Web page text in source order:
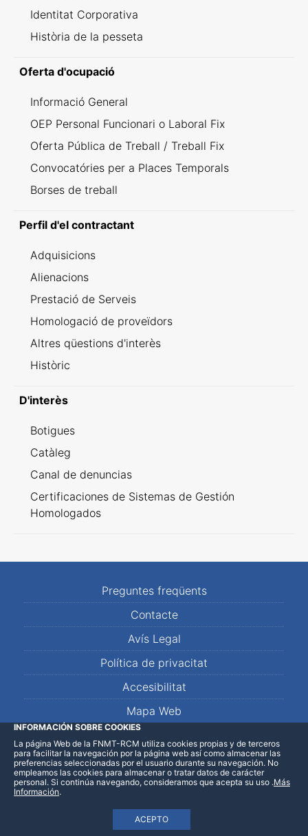
Identitat Corporativa
Història de la pesseta
Oferta d'ocupació
Informació General
OEP Personal Funcionari o Laboral Fix
Oferta Pública de Treball / Treball Fix
Convocatóries per a Places Temporals
Borses de treball
Perfil d'el contractant
Adquisicions
Alienacions
Prestació de Serveis
Homologació de proveïdors
Altres qüestions d'interès
Històric
D'interès
Botigues
Catàleg
Canal de denuncias
Certificaciones de Sistemas de Gestión
Homologados
Preguntes freqüents
Contacte
Avís Legal
Política de privacitat
Accesibilitat
Mapa Web
LinkedInFacebookWhatsApp
INFORMACIÓN SOBRE COOKIES
La página Web de la FNMT-RCM utiliza cookies propias y de terceros
para facilitar la navegación por la página web así como almacenar las
preferencias seleccionadas por el usuario durante su navegación. No
empleamos las cookies para almacenar o tratar datos de carácter
personal. Si continúa navegando, consideramos que acepta su uso
ACEPTO
.Más
Información.